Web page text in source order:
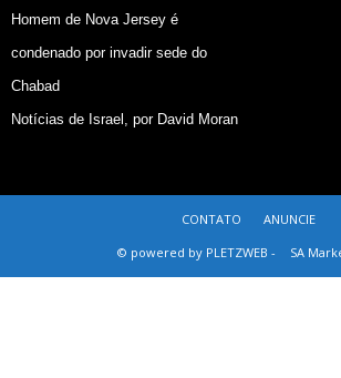
Homem de Nova Jersey é
condenado por invadir sede do
Chabad
Notícias de Israel, por David Moran
CONTATO
ANUNCIE
© powered by PLETZWEB -
SA